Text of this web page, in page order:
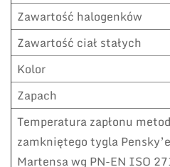
Zawartość halogenków
Zawartość ciał stałych
Kolor
Zapach
Temperatura zapłonu
zamkniętego tygla
Martensa wg PN-EN ISO